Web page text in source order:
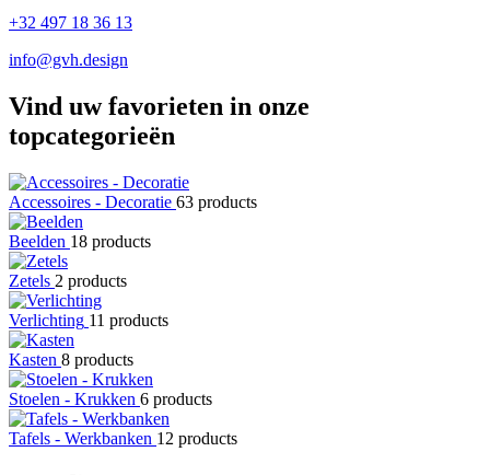
+32 497 18 36 13
info@gvh.design
Vind uw favorieten in onze
topcategorieën
Accessoires - Decoratie 63 products
Beelden 18 products
Zetels 2 products
Verlichting 11 products
Kasten 8 products
Stoelen - Krukken 6 products
Tafels - Werkbanken 12 products